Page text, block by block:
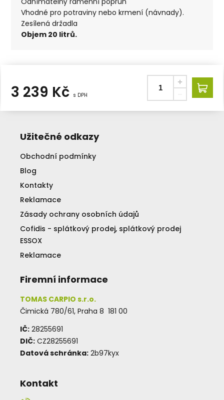
Vhodné pro potraviny nebo krmení (návnady).
Zesílená držadla
Objem 20 litrů.
3 239 Kč s DPH
Užitečné odkazy
Obchodní podmínky
Blog
Kontakty
Reklamace
Zásady ochrany osobních údajů
Cofidis - splátkový prodej, splátkový prodej
ESSOX
Reklamace
Firemní informace
TOMAS CARPIO s.r.o.
Čimická 780/61, Praha 8 181 00
IČ: 28255691
DIČ: CZ28255691
Datová schránka: 2b97kyx
Kontakt